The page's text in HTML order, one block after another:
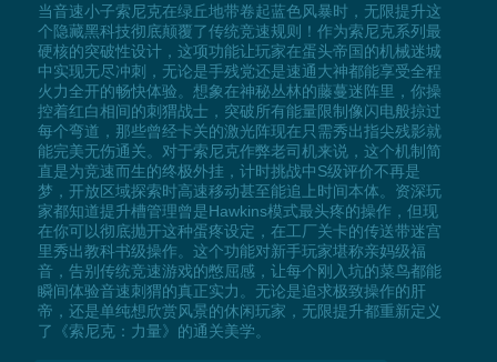
当音速小子索尼克在绿丘地带卷起蓝色风暴时，无限提升这
个隐藏黑科技彻底颠覆了传统竞速规则！作为索尼克系列最
硬核的突破性设计，这项功能让玩家在蛋头帝国的机械迷城
中实现无尽冲刺，无论是手残党还是速通大神都能享受全程
火力全开的畅快体验。想象在神秘丛林的藤蔓迷阵里，你操
控着红白相间的刺猬战士，突破所有能量限制像闪电般掠过
每个弯道，那些曾经卡关的激光阵现在只需秀出指尖残影就
能完美无伤通关。对于索尼克作弊老司机来说，这个机制简
直是为竞速而生的终极外挂，计时挑战中S级评价不再是
梦，开放区域探索时高速移动甚至能追上时间本体。资深玩
家都知道提升槽管理曾是Hawkins模式最头疼的操作，但现
在你可以彻底抛开这种蛋疼设定，在工厂关卡的传送带迷宫
里秀出教科书级操作。这个功能对新手玩家堪称亲妈级福
音，告别传统竞速游戏的憋屈感，让每个刚入坑的菜鸟都能
瞬间体验音速刺猬的真正实力。无论是追求极致操作的肝
帝，还是单纯想欣赏风景的休闲玩家，无限提升都重新定义
了《索尼克：力量》的通关美学。